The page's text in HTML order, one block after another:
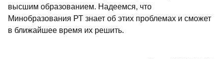
высшим образованием. Надеемся, что
Минобразования РТ знает об этих проблемах и сможет
в ближайшее время их решить.